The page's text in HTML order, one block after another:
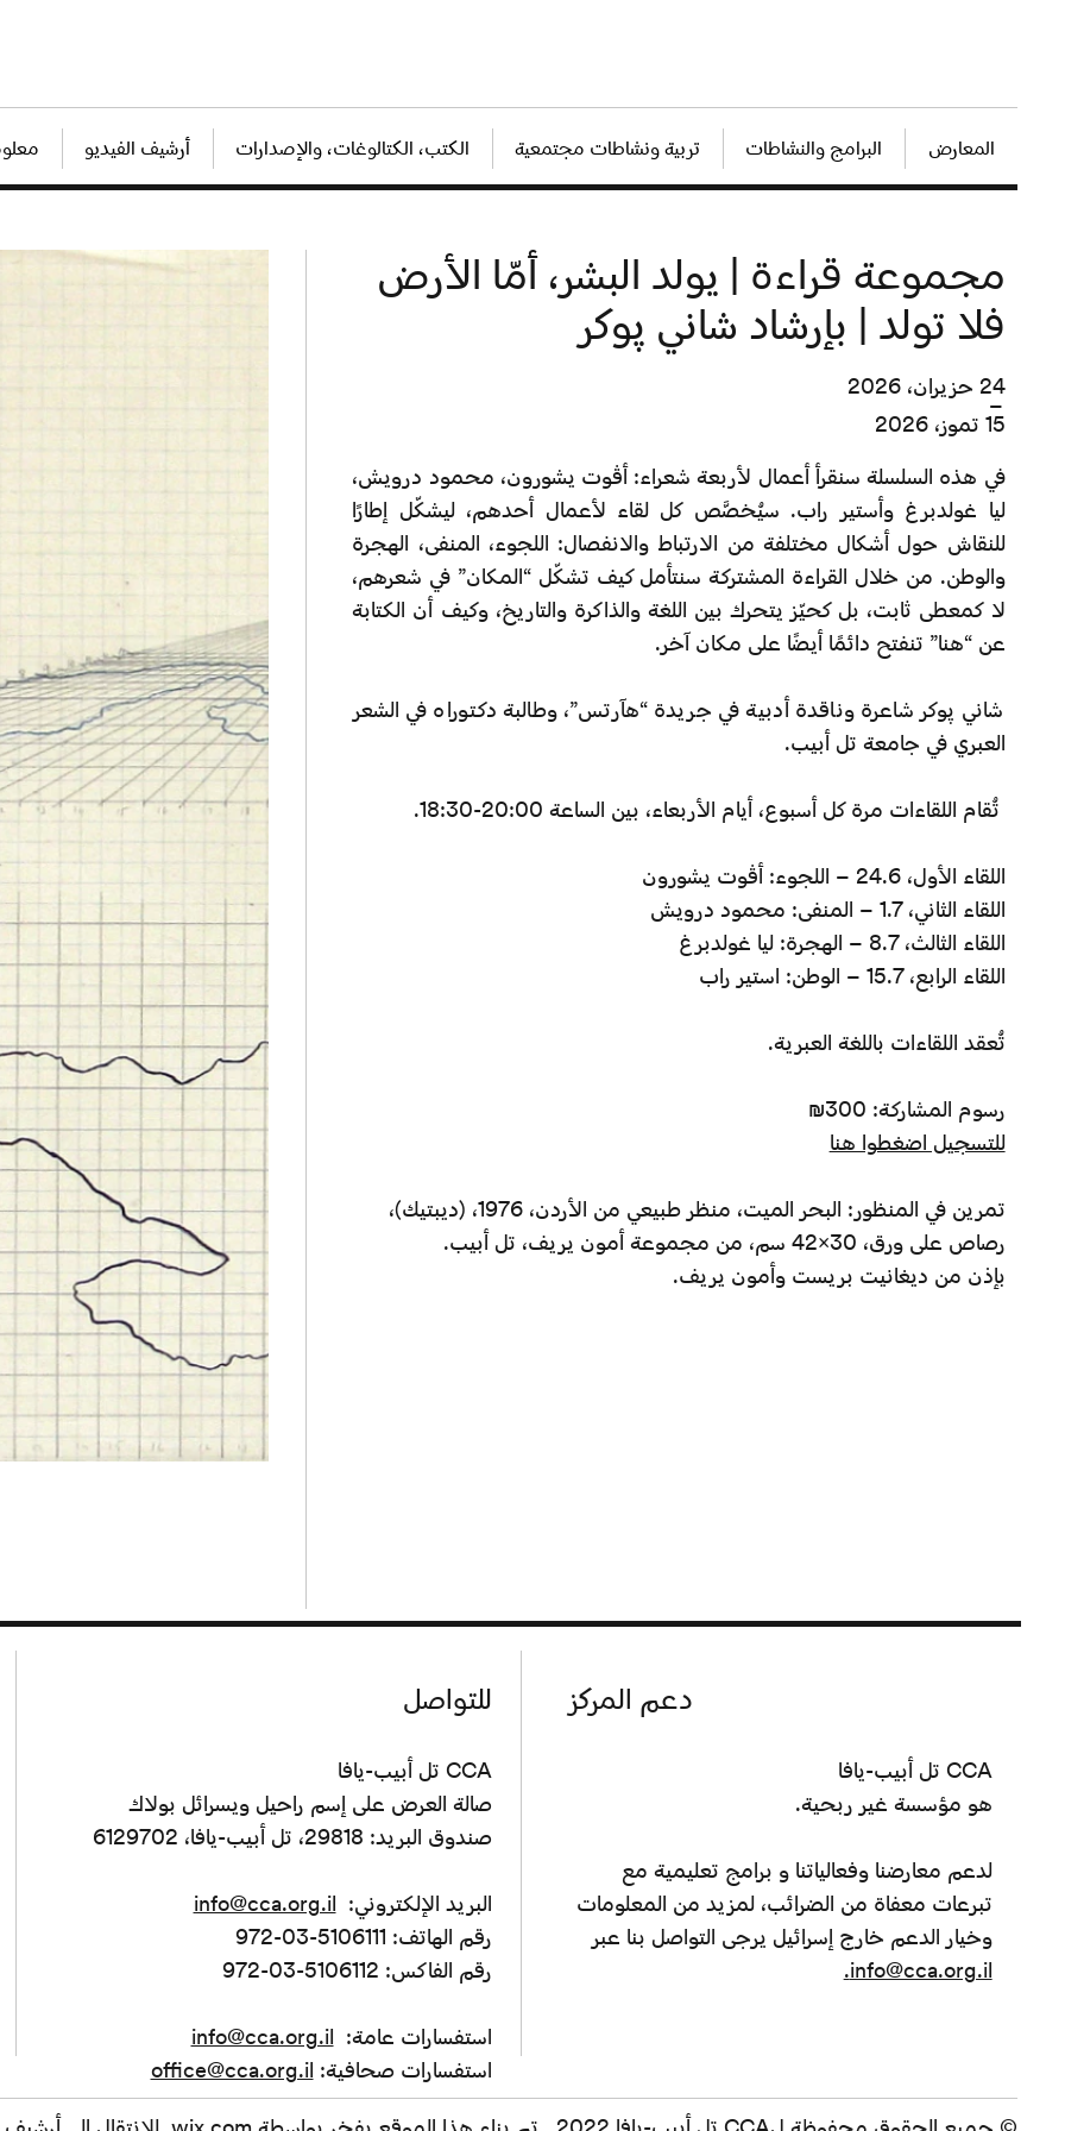
المعارض البرامج والنشاطات تربية ونشاطات مجتمعية الكتب، الكتالوغات، والإصدارات أرشيف الفيديو
في هذه السلسلة سنقرأ أعمال لأربعة شعراء: أڤوت يشورون، محمود درويش،
ليا غولدبرغ وأستير راب. سيُخصَّص كل لقاء لأعمال أحدهم، ليشكّل إطارًا
للنقاش حول أشكال مختلفة من الارتباط والانفصال: اللجوء، المنفى، الهجرة
والوطن. من خلال القراءة المشتركة سنتأمل كيف تشكّل “المكان” في شعرهم،
لا كمعطى ثابت، بل كحيّز يتحرك بين اللغة والذاكرة والتاريخ، وكيف أن الكتابة
عن “هنا” تنفتح دائمًا أيضًا على مكان آخر.
شاني پوكر شاعرة وناقدة أدبية في جريدة “هآرتس”، وطالبة دكتوراه في الشعر
العبري في جامعة تل أبيب.
تُقام اللقاءات مرة كل أسبوع، أيام الأربعاء، بين الساعة 20:00-18:30.
اللقاء الأول، 24.6 – اللجوء: أڤوت يشورون
اللقاء الثاني، 1.7 – المنفى: محمود درويش
اللقاء الثالث، 8.7 – الهجرة: ليا غولدبرغ
اللقاء الرابع، 15.7 – الوطن: استير راب
تُعقد اللقاءات باللغة العبرية.
رسوم المشاركة: 300₪
للتسجيل اضغطوا هنا
تمرين في المنظور: البحر الميت، منظر طبيعي من الأردن، 1976، (ديبتيك)،
رصاص على ورق، 30×42 سم، من مجموعة أمون يريف، تل أبيب.
بإذن من ديغانيت بريست وأمون يريف.
مجموعة قراءة | يولد البشر، أمّا الأرض
فلا تولد | بإرشاد شاني پوكر
–
15 تموز، 2026
24 حزيران، 2026
للتواصل
CCA تل أبيب-يافا
صالة العرض على إسم راحيل ويسرائل بولاك
صندوق البريد: 29818، تل أبيب-يافا، 6129702
البريد الإلكتروني: info@cca.org.il
رقم الهاتف: 5106111-03-972
رقم الفاكس: 5106112-03-972
استفسارات عامة: info@cca.org.il
استفسارات صحافية: office@cca.org.il
دعم المركز
CCA تل أبيب-يافا
هو مؤسسة غير ربحية.
لدعم معارضنا وفعالياتنا و برامج تعليمية مع
تبرعات معفاة من الضرائب، لمزيد من المعلومات
وخيار الدعم خارج إسرائيل يرجى التواصل بنا عبر
info@cca.org.il.